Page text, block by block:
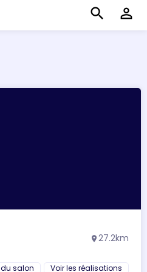
search perm_identity
location_on 27.2km
salon Voir les réalisations